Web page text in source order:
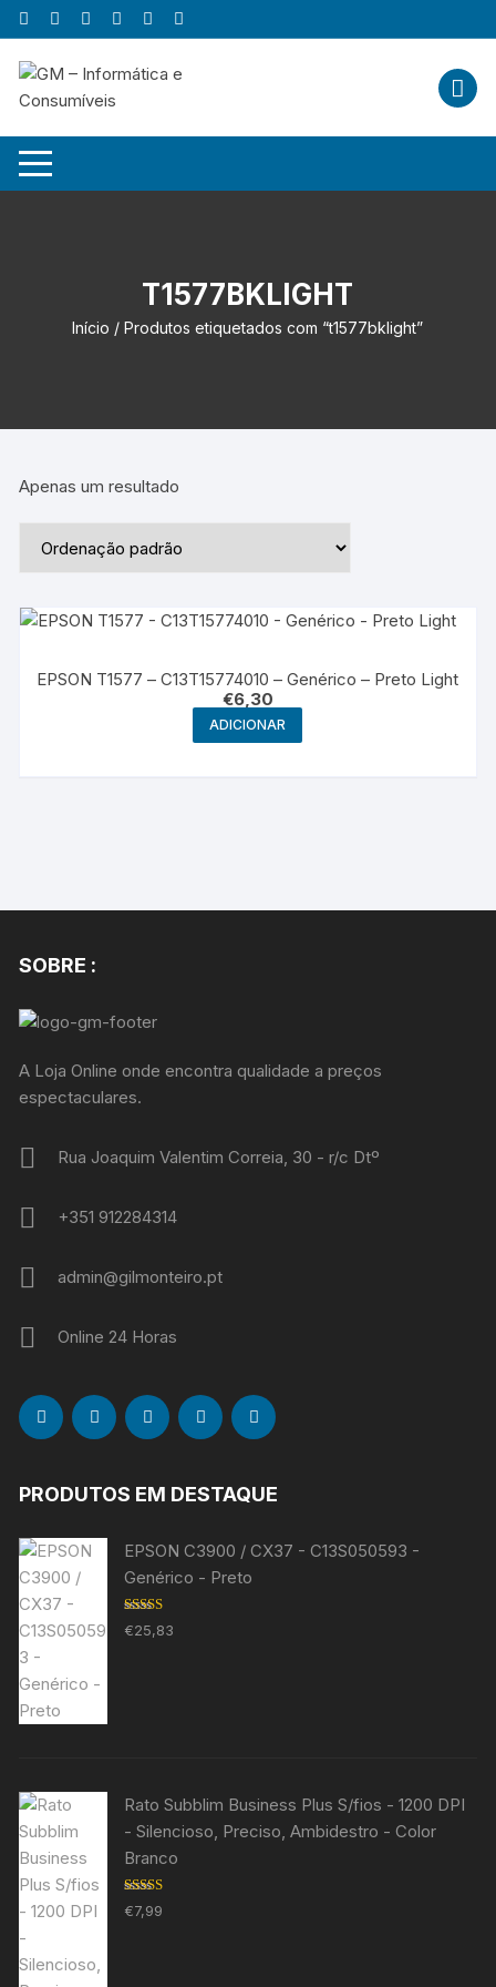
Skip
to
content
T1577BKLIGHT
Início / Produtos etiquetados com “t1577bklight”
Apenas um resultado
EPSON T1577 – C13T15774010 – Genérico – Preto Light
€6,30
ADICIONAR
SOBRE :
A Loja Online onde encontra qualidade a preços
espectaculares.
Rua Joaquim Valentim Correia, 30 - r/c Dtº
+351 912284314
admin@gilmonteiro.pt
Online 24 Horas
PRODUTOS EM DESTAQUE
EPSON C3900 / CX37 - C13S050593 -
Genérico - Preto
Avaliação
5.00de 5
€25,83
Rato Subblim Business Plus S/fios - 1200 DPI
- Silencioso, Preciso, Ambidestro - Color
Branco
Avaliação
5.00de 5
€7,99